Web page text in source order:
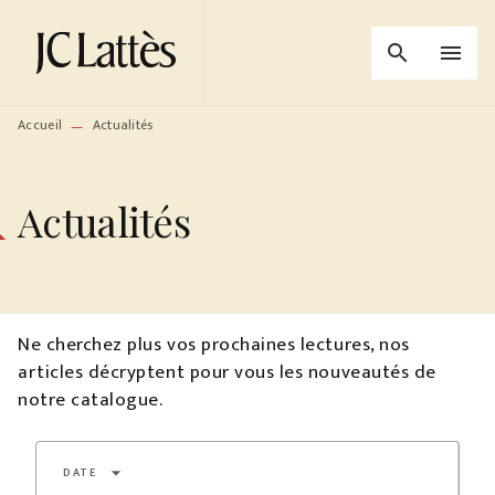
MENU RECHERCHE
PIED DE PAGE
search menu
Accueil — Actualités
Actualités
Ne cherchez plus vos prochaines lectures, nos
articles décryptent pour vous les nouveautés de
notre catalogue.
DATE arrow_drop_down